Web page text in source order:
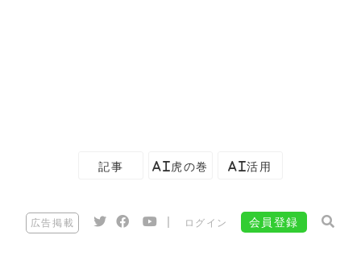
記事 AI虎の巻 AI活用
広告掲載 ログイン 会員登録